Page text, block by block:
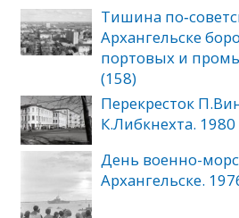
Тишина
Архангельске
портовых и
(158)
Перекресток
К.Либкнехта. 1980
День военно-
Архангельске.